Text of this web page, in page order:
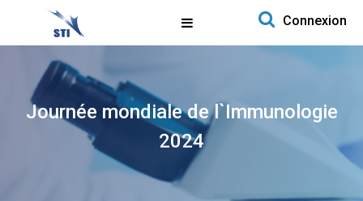
Aller au contenu
Search for:
Connexion
Journée mondiale de l`Immunologie
2024